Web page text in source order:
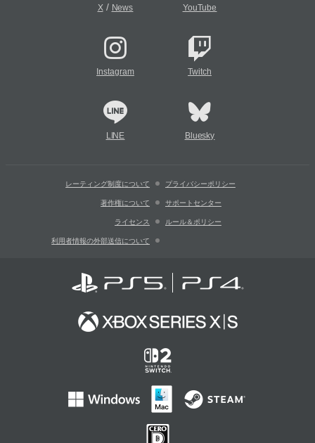
X/ News YouTube
Instagram Twitch
LINE Bluesky
レーティング制度について プライバシーポリシー
著作権について サポートセンター
ライセンス ルール＆ポリシー
利用者情報の外部送信について